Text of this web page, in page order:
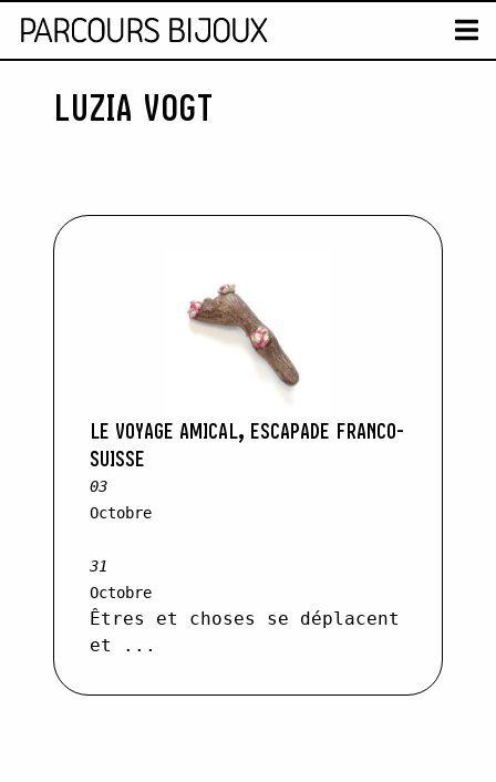
Skip to content
CARTELUZIA VOGT
LE VOYAGE AMICAL, ESCAPADE FRANCO-
SUISSE
03
Octobre
31
Octobre
Êtres et choses se déplacent
et ...